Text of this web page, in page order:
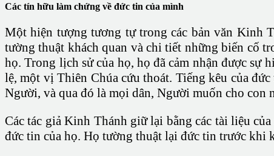
Các tín hữu làm chứng về đức tin của mình
Một hiện tượng tương tự trong các bản văn Kinh
tường thuật khách quan và chi tiết những biến cố
họ. Trong lịch sử của họ, họ đã cảm nhận được
lệ, một vị Thiên Chúa cứu thoát. Tiếng kêu của
Người, và qua đó là mọi dân, Người muốn cho con
Các tác giả Kinh Thánh giữ lại bằng các tài liệu
đức tin của họ. Họ tường thuật lại đức tin trước khi